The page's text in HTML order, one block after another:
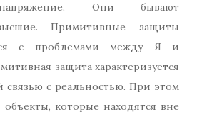
Они бывают
Примитивные защиты
с проблемами между Я и
защита характеризуется
связью с реальностью. При этом
которые находятся вне